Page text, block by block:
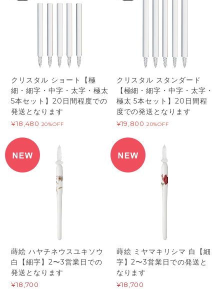
クリスタル ショート【極
細・細字・中字・太字・極太
5本セット】20日間程度での
発送となります
¥18,480 20%OFF
クリスタル スタンダード
【極細・細字・中字・太字・
極太 5本セット】20日間程
度での発送となります
¥19,800 20%OFF
蒔絵 ハヤチネウスユキソウ
白【細字】2〜3営業日での
発送となります
¥18,700
蒔絵 ミヤマキリシマ 白【細
字】2〜3営業日での発送と
なります
¥18,700